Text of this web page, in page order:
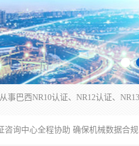
咨询中心全程协助 确保机械数据合规